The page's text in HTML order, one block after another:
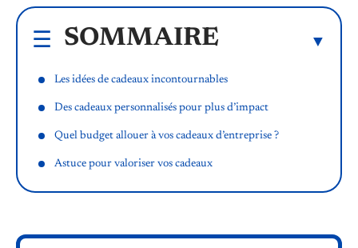
SOMMAIRE
Les idées de cadeaux incontournables
Des cadeaux personnalisés pour plus d’impact
Quel budget allouer à vos cadeaux d’entreprise ?
Astuce pour valoriser vos cadeaux